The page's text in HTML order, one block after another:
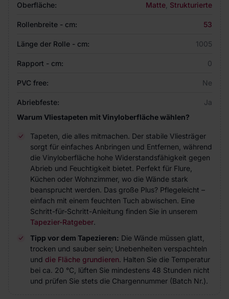
Oberfläche: Matte Strukturierte
Rollenbreite - cm: 53
Länge der Rolle - cm: 1005
Rapport - cm: 0
PVC free: Ne
Abriebfeste:
Ja
Warum Vliestapeten mit Vinyloberfläche wählen?
Tapeten, die alles mitmachen. Der stabile Vliesträger
sorgt für einfaches Anbringen und Entfernen, während
die Vinyloberfläche hohe Widerstandsfähigkeit gegen
Abrieb und Feuchtigkeit bietet. Perfekt für Flure,
Küchen oder Wohnzimmer, wo die Wände stark
beansprucht werden. Das große Plus? Pflegeleicht –
einfach mit einem feuchten Tuch abwischen. Eine
Schritt-für-Schritt-Anleitung finden Sie in unserem
Tapezier-Ratgeber.
Tipp vor dem Tapezieren: Die Wände müssen glatt,
trocken und sauber sein; Unebenheiten verspachteln
und die Fläche grundieren. Halten Sie die Temperatur
bei ca. 20 °C, lüften Sie mindestens 48 Stunden nicht
und prüfen Sie stets die Chargennummer (Batch Nr.).